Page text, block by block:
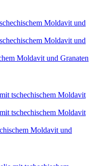
Moldavit und Granaten
Moldavit und